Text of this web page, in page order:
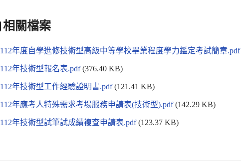
相關檔案
112年度自學進修技術型高級中等學校畢業程度學力鑑定考試簡章.pdf
112年技術型報名表.pdf(376.40 KB)
112年技術型工作經驗證明書.pdf(121.41 KB)
112年應考人特殊需求考場服務申請表(技術型).pdf(142.29 KB)
112年技術型試筆試成績複查申請表.pdf(123.37 KB)